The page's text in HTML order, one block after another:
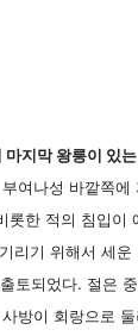
지막 왕릉이 있
여나성 바깥쪽
한 적의 침입이
리기 위해서 세
토되었다. 절은
방이 회랑으로